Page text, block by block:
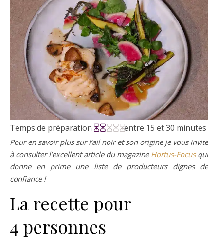
Temps de préparation entre 15 et 30 minutes
Pour en savoir plus sur l’ail noir et son origine je vous invite
à consulter l’excellent article du magazineHortus-Focusqui
donne en prime une liste de producteurs dignes de
confiance !
La recette pour
4 personnes